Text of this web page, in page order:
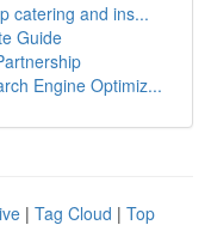
catering and ins...
Guide
Engine Optimiz...
| Tag Cloud | Top